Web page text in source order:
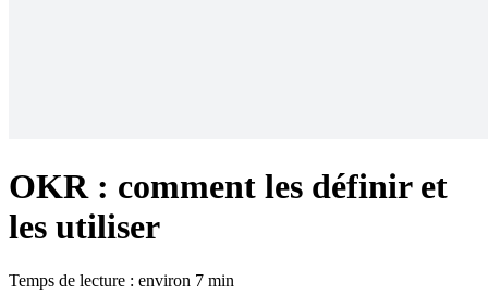
OKR : comment les définir et
les utiliser
Temps de lecture : environ 7 min